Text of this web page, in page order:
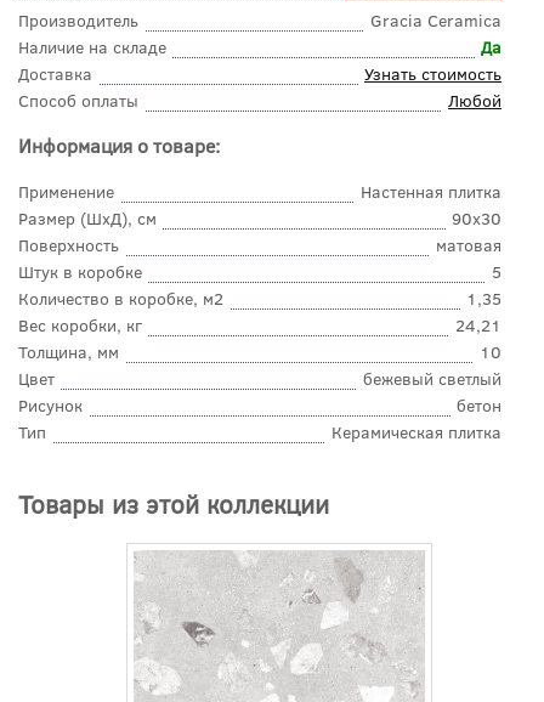
Производитель
Gracia Ceramica
Наличие на складе
Да
Доставка
Узнать стоимость
Способ оплаты
Любой
Информация о товаре:
Применение
Настенная плитка
Размер (ШхД), см
90x30
Поверхность
матовая
Штук в коробке
5
Количество в коробке, м2
1,35
Вес коробки, кг
24,21
Толщина, мм
10
Цвет
бежевый светлый
Рисунок
бетон
Тип
Керамическая плитка
Товары из этой коллекции